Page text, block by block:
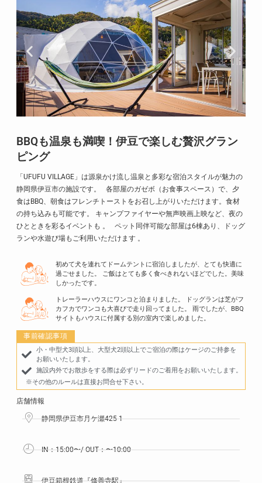
BBQも温泉も満喫！伊豆で楽しむ贅沢グラン
ピング
「UFUFU VILLAGE」は源泉かけ流し温泉と多彩な宿泊スタイルが魅力の
静岡県伊豆市の施設です。 各部屋のガゼボ（お食事スペース）で、夕
食はBBQ、朝食はフレンチトーストをお召し上がりいただけます。食材
の持ち込みも可能です。 キャンプファイヤーや無声映画上映など、夜の
ひとときを彩るイベントも 。 ペット同伴可能な部屋は6棟あり、ドッグ
ランや水遊び場もご利用いただけます 。
初めて犬を連れてドームテントに宿泊しましたが、とても快適に
過ごせました。 ご飯はとても多く食べきれないほどでした。美味
しかったです。
トレーラーハウスにワンコと泊まりました。 ドッグランは芝がフ
カフカでワンコも大喜びで走り回ってました。 雨でしたが、BBQ
サイトもハウスに付属する別の室内で楽しめました。
事前確認事項
小・中型犬3頭以上、大型犬2頭以上でご宿泊の際はケージのご持参を
お願いいたします。
施設内外でお散歩をする際は必ずリードのご着用をお願いいたします。
※その他のルールは直接お問合せ下さい。
店舗情報
静岡県伊豆市月ケ瀬425-1
IN：15:00〜/ OUT：〜10:00
伊豆箱根鉄道『修善寺駅』